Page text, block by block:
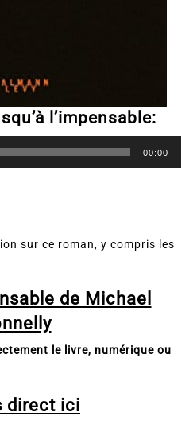
l’impensable:
00:00
sur ce roman, y compris les
de Michael
le livre, numérique ou
direct ici